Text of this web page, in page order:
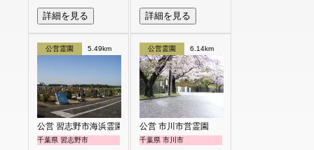
詳細を見る 詳細を見る
公営霊園 5.49km
公営 習志野市海浜霊園
千葉県 習志野市
公営霊園 6.14km
公営 市川市営霊園
千葉県 市川市